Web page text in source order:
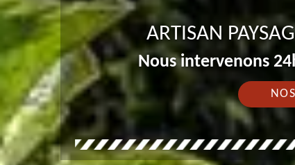
ARTISAN
Nous intervenons